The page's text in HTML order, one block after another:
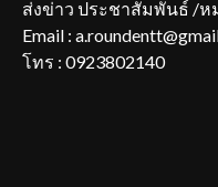
ส่งข่าว ประชาสัมพันธ์ /ห
Email :
โทร : 0923802140